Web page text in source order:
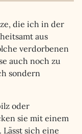
die ich in der
aus
verdorbenen
auch noch zu
sondern
oder
sie mit einem
sich eine